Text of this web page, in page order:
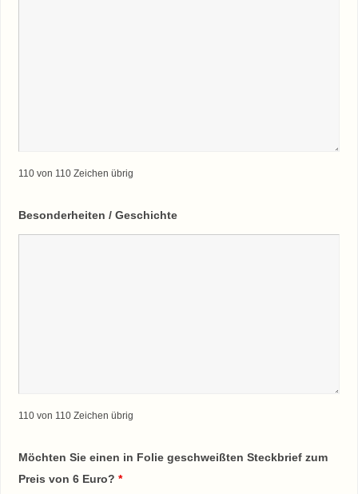
110 von 110 Zeichen übrig
Besonderheiten / Geschichte
110 von 110 Zeichen übrig
Möchten Sie einen in Folie geschweißten Steckbrief zum
Preis von 6 Euro? *